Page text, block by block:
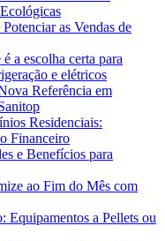
as Vendas de
a escolha certa para
e elétricos
Referência em
Residenciais:
Financeiro
e Benefícios para
ao Fim do Mês com
Equipamentos a Pellets ou